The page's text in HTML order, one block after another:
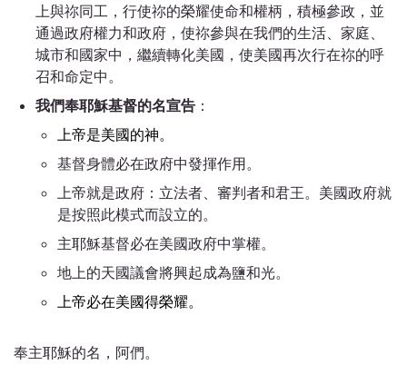
上與祢同工，行使祢的榮耀使命和權柄，積極參政，並
通過政府權力和政府，使祢參與在我們的生活、家庭、
城市和國家中，繼續轉化美國，使美國再次行在祢的呼
召和命定中。
我們奉耶穌基督的名宣告 ：
上帝是美國的神。
基督身體必在政府中發揮作用。
上帝就是政府：立法者、審判者和君王。美國政府就
是按照此模式而設立的。
主耶穌基督必在美國政府中掌權。
地上的天國議會將興起成為鹽和光。
上帝必在美國得榮耀。
奉主耶穌的名，阿們。